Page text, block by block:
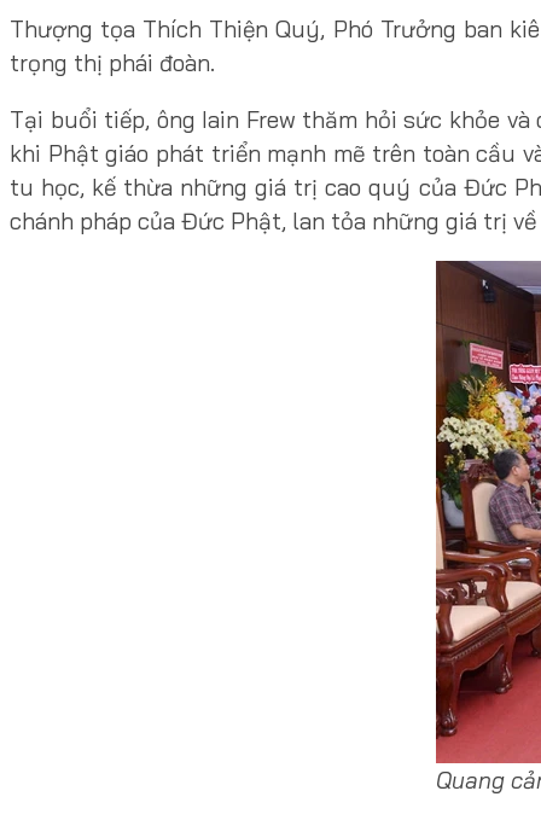
Thượng tọa Thích Thiện Quý, Phó Trưởng ban
trọng thị phái đoàn.
Tại buổi tiếp, ông Iain Frew thăm hỏi sức khỏe
khi Phật giáo phát triển mạnh mẽ trên toàn cầu
tu học, kế thừa những giá trị cao quý của Đức
chánh pháp của Đức Phật, lan tỏa những giá trị
Quang